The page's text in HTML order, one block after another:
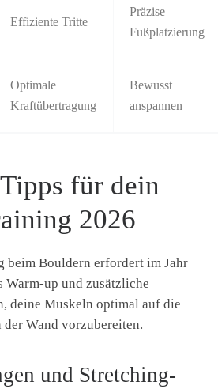
Effiziente Tritte
Präzise
Fußplatzierung
Optimale
Kraftübertragung
Bewusst
anspannen
für dein
2026
beim Bouldern erfordert im Jahr
up und zusätzliche
deine Muskeln optimal auf die
Wand vorzubereiten.
und Stretching-